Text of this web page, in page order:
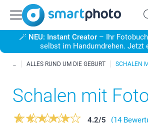
🪄 NEU: Instant Creator – Ihr
selbst im Handumdrehen. Jetzt
ALLES RUND UM DIE GEBURT SCHALEN
Schalen mit Foto
4.2/5
(14